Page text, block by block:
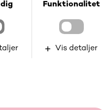
Tradebyte
API-